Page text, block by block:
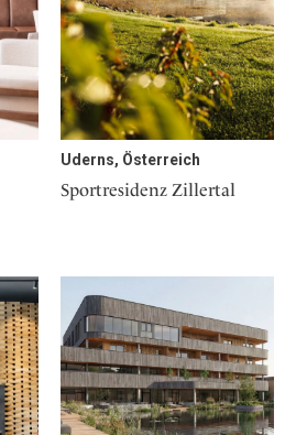
Uderns, Österreich
Sportresidenz Zillertal